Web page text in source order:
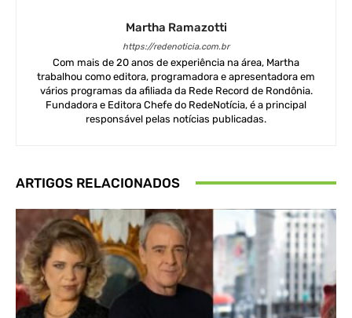
Martha Ramazotti
https://redenoticia.com.br
Com mais de 20 anos de experiência na área, Martha
trabalhou como editora, programadora e apresentadora em
vários programas da afiliada da Rede Record de Rondônia.
Fundadora e Editora Chefe do RedeNotícia, é a principal
responsável pelas notícias publicadas.
ARTIGOS RELACIONADOS